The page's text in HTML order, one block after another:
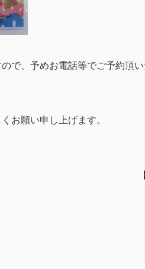
で、予めお電話等でご予約頂
お願い申し上げます。